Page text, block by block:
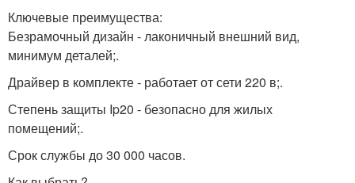
Ключевые преимущества:
Безрамочный дизайн - лаконичный внешний вид,
минимум деталей;.
Драйвер в комплекте - работает от сети 220 в;.
Степень защиты Ip20 - безопасно для жилых
помещений;.
Срок службы до 30 000 часов.